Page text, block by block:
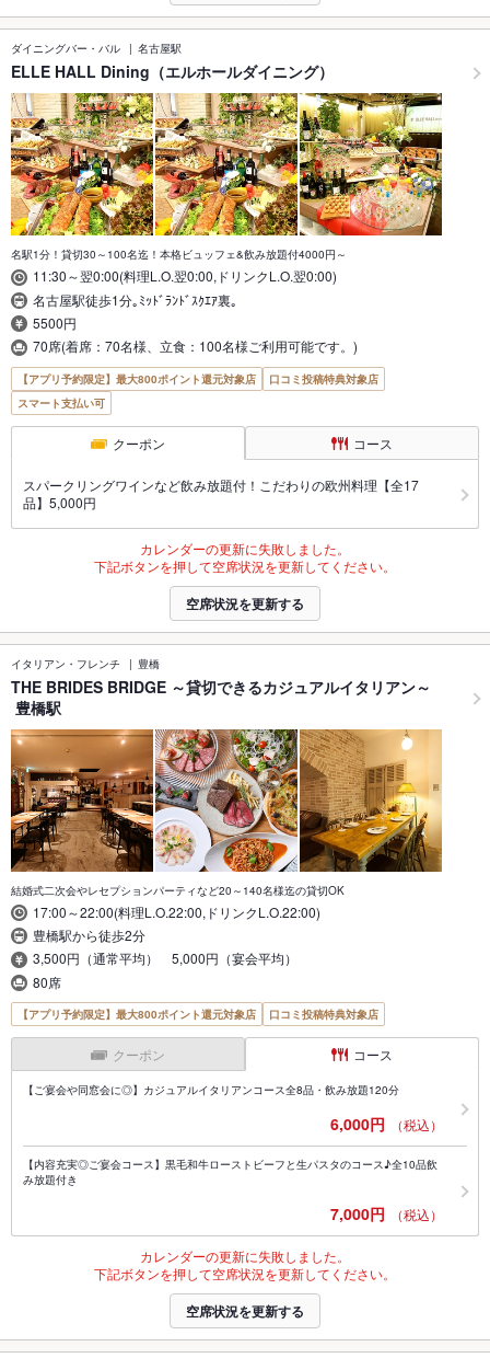
ダイニングバー・バル 名古屋駅
ELLE HALL Dining（エルホールダイニング）
名駅1分！貸切30～100名迄！本格ビュッフェ&飲み放題付4000円～
11:30～翌0:00(料理L.O.翌0:00,ドリンクL.O.翌0:00)
名古屋駅徒歩1分｡ﾐｯﾄﾞﾗﾝﾄﾞｽｸｴｱ裏｡
5500円
70席(着席：70名様、立食：100名様ご利用可能です。)
【アプリ予約限定】最大800ポイント還元対象店
口コミ投稿特典対象店
スマート支払い可
クーポン コース
スパークリングワインなど飲み放題付！こだわりの欧州料理【全17
品】5,000円
カレンダーの更新に失敗しました。
下記ボタンを押して空席状況を更新してください。
空席状況を更新する
イタリアン・フレンチ 豊橋
THE BRIDES BRIDGE ～貸切できるカジュアルイタリアン～
豊橋駅
結婚式二次会やレセプションパーティなど20～140名様迄の貸切OK
17:00～22:00(料理L.O.22:00,ドリンクL.O.22:00)
豊橋駅から徒歩2分
3,500円（通常平均） 5,000円（宴会平均）
80席
【アプリ予約限定】最大800ポイント還元対象店 口コミ投稿特典対象店
クーポン コース
【ご宴会や同窓会に◎】カジュアルイタリアンコース全8品・飲み放題120分
6,000円 （税込）
【内容充実◎ご宴会コース】黒毛和牛ローストビーフと生パスタのコース♪全10品飲
み放題付き
7,000円 （税込）
カレンダーの更新に失敗しました。
下記ボタンを押して空席状況を更新してください。
空席状況を更新する